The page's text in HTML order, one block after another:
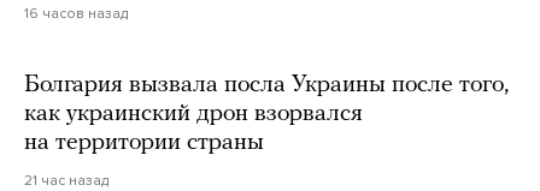
16 часов назад
Болгария вызвала посла Украины после того,
как украинский дрон взорвался
на территории страны
21 час назад